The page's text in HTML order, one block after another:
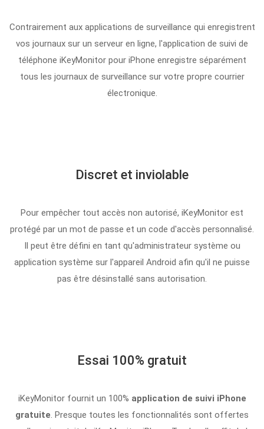
Contrairement aux applications de surveillance qui enregistrent
vos journaux sur un serveur en ligne, l'application de suivi de
téléphone iKeyMonitor pour iPhone enregistre séparément
tous les journaux de surveillance sur votre propre courrier
électronique.
Discret et inviolable
Pour empêcher tout accès non autorisé, iKeyMonitor est
protégé par un mot de passe et un code d'accès personnalisé.
Il peut être défini en tant qu'administrateur système ou
application système sur l'appareil Android afin qu'il ne puisse
pas être désinstallé sans autorisation.
Essai 100% gratuit
iKeyMonitor fournit un 100% application de suivi iPhone
gratuite. Presque toutes les fonctionnalités sont offertes